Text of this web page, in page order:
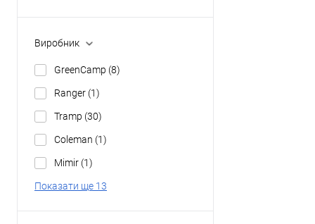
Виробник
GreenCamp (8)
Ranger (1)
Tramp (30)
Coleman (1)
Mimir (1)
Показати ще 13